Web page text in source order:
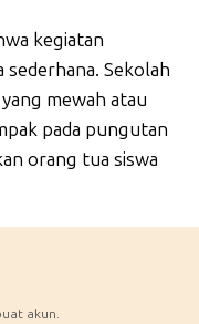
kegiatan
sederhana. Sekolah
mewah atau
pada pungutan
orang tua siswa
akun.